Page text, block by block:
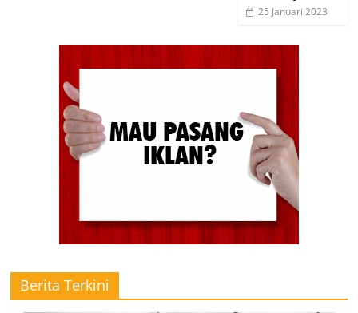
25 Januari 2023
Berita Terkini